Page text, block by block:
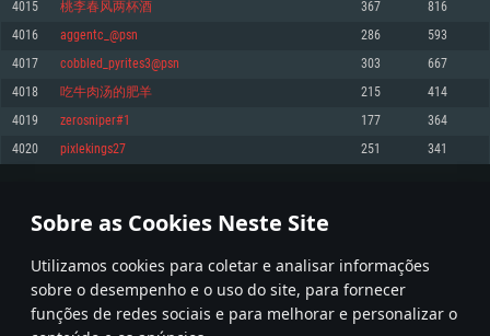
Sobre as Cookies Neste Site
Utilizamos cookies para coletar e analisar informações
sobre o desempenho e o uso do site, para fornecer
funções de redes sociais e para melhorar e personalizar o
Recomendado
superior, Radeon RX 570 ou superior
Disco: 75,9 GB
Recomendado
Network: Internet de banda larga.
Recomendado
Sistema Operativo: Ubuntu 20.04 64bit
Processador: Intel Core i7
Memória: 16 GB
Placa Gráfica: NVIDIA 1060 com os drivers mais recentes (não mais de 6
meses) / equivalentes AMD (Radeon RX 570) com os drivers mais recentes
Network: Internet de banda larga.
4015 桃李春风两杯酒 367 816
4016 aggentc_@psn 286 593
4017 cobbled_pyrites3@psn 303 667
4018 吃牛肉汤的肥羊 215 414
4019 zerosniper#1 177 364
4020 pixlekings27 251 341